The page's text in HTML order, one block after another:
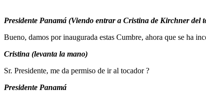
Presidente Panamá (Viendo entrar a Cristina de Kirchner del
Bueno, damos por inaugurada estas Cumbre, ahora que se ha
Cristina (levanta la mano)
Sr. Presidente, me da permiso de ir al tocador ?
Presidente Panamá